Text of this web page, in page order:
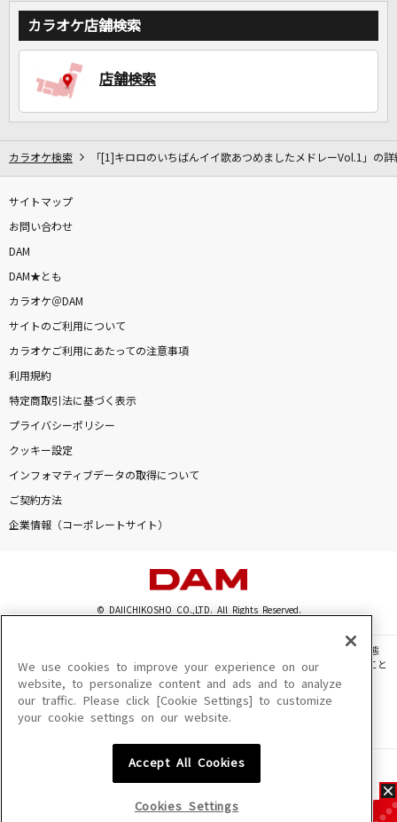
DAMに会員登録・ログインして
カラオケ店舗検索
店舗検索
カラオケ検索 「[1]キロロのいちばんイイ歌あつめましたメドレーVol.1」の詳
サイトマップ
お問い合わせ
DAM
DAM★とも
カラオケ＠DAM
サイトのご利用について
カラオケご利用にあたっての注意事項
利用規約
特定商取引法に基づく表示
プライバシーポリシー
クッキー設定
インフォマティブデータの取得について
ご契約方法
企業情報（コーポレートサイト）
© DAIICHIKOSHO CO.,LTD. All Rights Reserved.
このサイトに掲載されている一切の文章・画像・写真・動画・音声等を、手段や形態
を問わず、著作権法の定める範囲を超えて無断で複製、転載、ファイル化などすること
を禁じます。
楽曲及びコンテンツは、機種によりご利用いただけない場合があります。
楽曲及びコンテンツの配信日、配信内容が変更になる場合があります。
We use cookies to improve your experience on our
website, to personalize content and ads and to analyze
our traffic. Please click [Cookie Settings] to customize
your cookie settings on our website.
Accept All Cookies
Cookies Settings